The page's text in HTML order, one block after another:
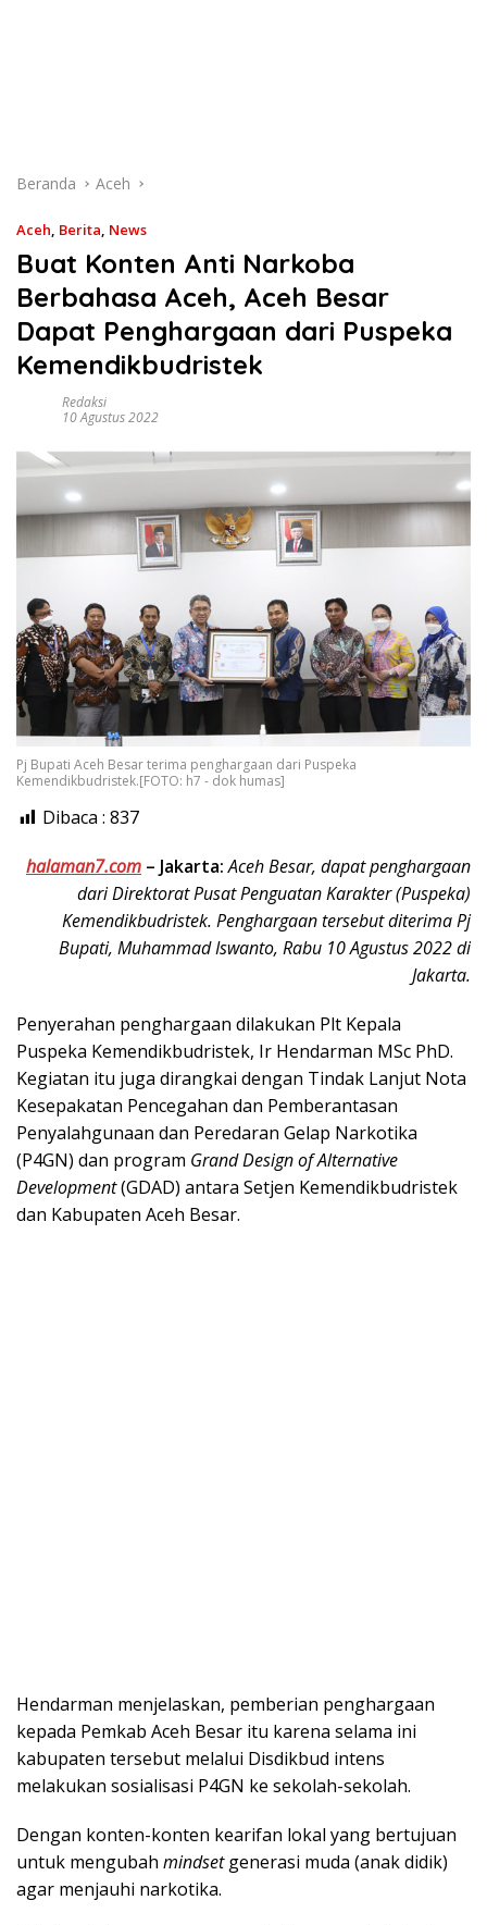
Beranda Aceh
Aceh, Berita, News
Buat Konten Anti Narkoba
Berbahasa Aceh, Aceh Besar
Dapat Penghargaan dari Puspeka
Kemendikbudristek
Redaksi
10 Agustus 2022
Pj Bupati Aceh Besar terima penghargaan dari Puspeka
Kemendikbudristek.[FOTO: h7 - dok humas]
Dibaca : 837
halaman7.com – Jakarta: Aceh Besar, dapat penghargaan
dari Direktorat Pusat Penguatan Karakter (Puspeka)
Kemendikbudristek. Penghargaan tersebut diterima Pj
Bupati, Muhammad Iswanto, Rabu 10 Agustus 2022 di
Jakarta.
Penyerahan penghargaan dilakukan Plt Kepala
Puspeka Kemendikbudristek, Ir Hendarman MSc PhD.
Kegiatan itu juga dirangkai dengan Tindak Lanjut Nota
Kesepakatan Pencegahan dan Pemberantasan
Penyalahgunaan dan Peredaran Gelap Narkotika
(P4GN) dan program Grand Design of Alternative
Development(GDAD) antara Setjen Kemendikbudristek
dan Kabupaten Aceh Besar.
Hendarman menjelaskan, pemberian penghargaan
kepada Pemkab Aceh Besar itu karena selama ini
kabupaten tersebut melalui Disdikbud intens
melakukan sosialisasi P4GN ke sekolah-sekolah.
Dengan konten-konten kearifan lokal yang bertujuan
untuk mengubah mindsetgenerasi muda (anak didik)
agar menjauhi narkotika.